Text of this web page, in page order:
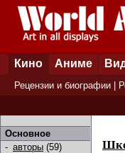
Кино Аниме
Рецензии и биографии
Основное
- авторы (59)